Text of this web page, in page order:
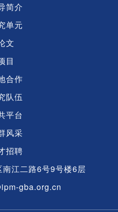
简介
单元
文
目
合作
队伍
平台
风采
招聘
江二路6号9号楼6层
gba.org.cn